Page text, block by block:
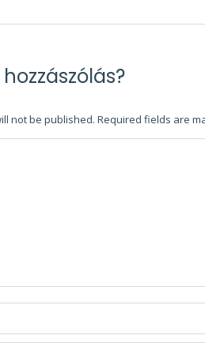
not be published. Required fields are